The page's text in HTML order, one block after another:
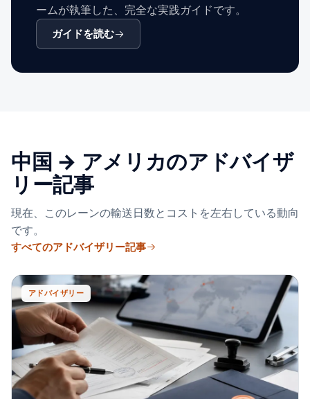
ームが執筆した、完全な実践ガイドです。
ガイドを読む
中国 → アメリカのアドバイザ
リー記事
現在、このレーンの輸送日数とコストを左右している動向
です。
すべてのアドバイザリー記事
アドバイザリー